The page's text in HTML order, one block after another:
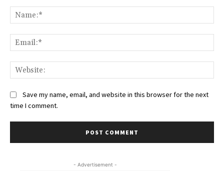
Save my name, email, and website in this browser for the next
time I comment.
- Advertisement -